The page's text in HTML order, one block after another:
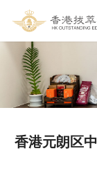
香港元朗区